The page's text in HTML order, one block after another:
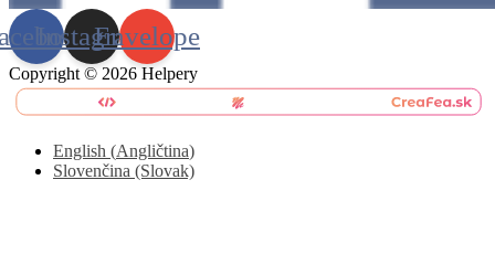
InstagramEnvelope
Copyright © 2026 Helpery
English (Angličtina)
Slovenčina (Slovak)